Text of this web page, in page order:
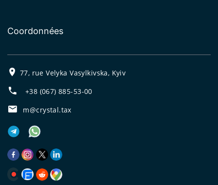
Coordonnées
77, rue Velyka Vasylkivska, Kyiv
+38 (067) 885-53-00
m@crystal.tax